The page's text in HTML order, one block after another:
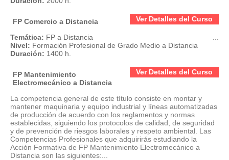
Ver Detalles del Curso
FP Comercio a Distancia
Temática: FP a Distancia
Nivel: Formación Profesional de Grado Medio a Distancia
Duración: 1400 h.
Ver Detalles del Curso
FP Mantenimiento
Electromecánico a Distancia
La competencia general de este título consiste en montar y
mantener maquinaria y equipo industrial y líneas automatizadas
de producción de acuerdo con los reglamentos y normas
establecidas, siguiendo los protocolos de calidad, de seguridad
y de prevención de riesgos laborales y respeto ambiental. Las
Competencias Profesionales que adquirirás estudiando la
Acción Formativa de FP Mantenimiento Electromecánico a
Distancia son las siguientes:...